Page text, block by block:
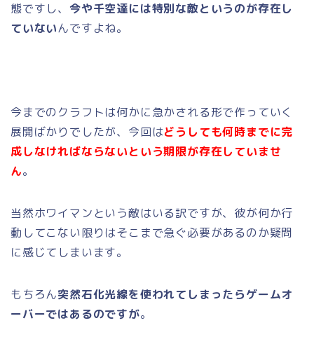
態ですし、 今や千空達には特別な敵というのが存在し
ていないんですよね。
今までのクラフトは何かに急かされる形で作っていく
展開ばかりでしたが、今回はどうしても何時までに完
成しなければならないという期限が存在していませ
ん。
当然ホワイマンという敵はいる訳ですが、彼が何か行
動してこない限りはそこまで急ぐ必要があるのか疑問
に感じてしまいます。
もちろん突然石化光線を使われてしまったらゲームオ
ーバーではあるのですが。